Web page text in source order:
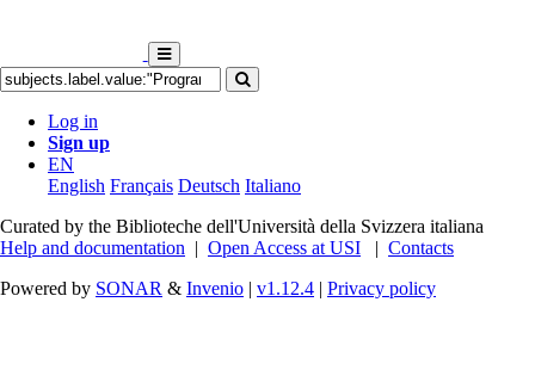
Log in
Sign up
EN
English Français Deutsch Italiano
Curated by the Biblioteche dell'Università della Svizzera italiana
Help and documentation | Open Access at USI | Contacts
Powered by SONAR & Invenio | v1.12.4 | Privacy policy